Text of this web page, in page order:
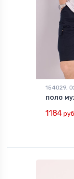
154029,
поло
1184